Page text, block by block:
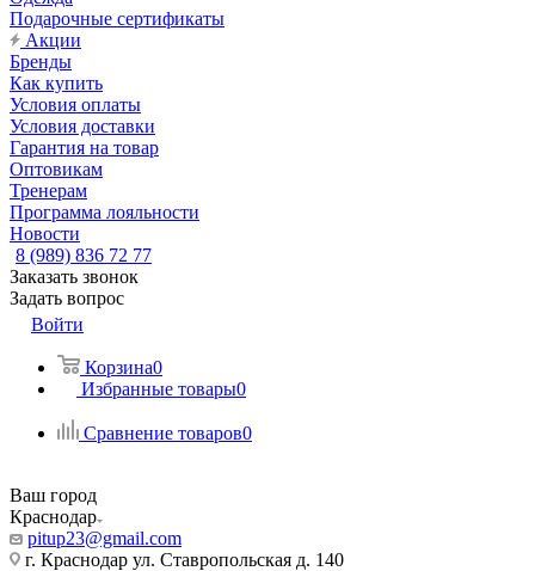
Подарочные сертификаты
Акции
Бренды
Как купить
Условия оплаты
Условия доставки
Гарантия на товар
Оптовикам
Тренерам
Программа лояльности
Новости
8 (989) 836 72 77
Заказать звонок
Задать вопрос
Войти
Корзина0
Избранные товары0
Сравнение товаров0
Ваш город
Краснодар
pitup23@gmail.com
г. Краснодар ул. Ставропольская д. 140